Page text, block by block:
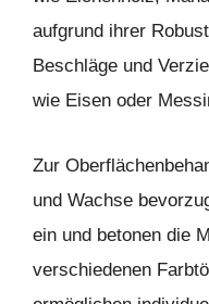
aufgrund ihrer
Beschläge und
wie Eisen oder
Zur
und Wachse
ein und betonen die
verschiedenen